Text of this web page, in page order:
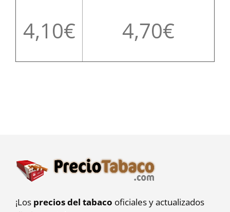
4,10 4,70
¡Los precios del tabaco oficiales y actualizados